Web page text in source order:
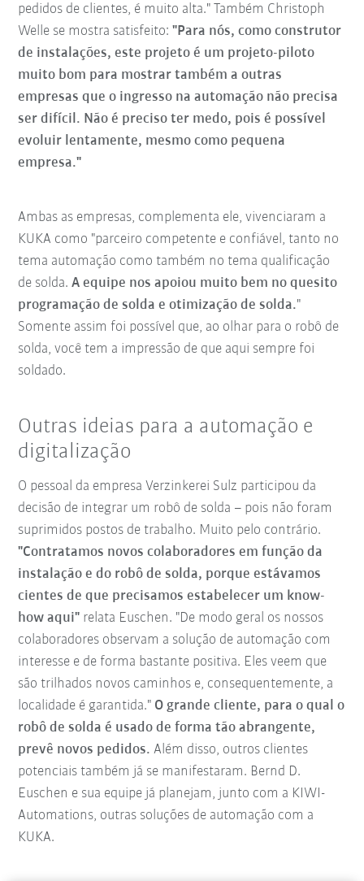
pedidos de clientes, é muito alta." Também Christoph
Welle se mostra satisfeito:"Para nós, como construtor
de instalações, este projeto é um projeto-piloto
muito bom para mostrar também a outras
empresas que o ingresso na automação não precisa
ser difícil. Não é preciso ter medo, pois é possível
evoluir lentamente, mesmo como pequena
empresa."
Ambas as empresas, complementa ele, vivenciaram a
KUKA como "parceiro competente e confiável, tanto no
tema automação como também no tema qualificação
de solda.A equipe nos apoiou muito bem no quesito
programação de solda e otimização de solda."
Somente assim foi possível que, ao olhar para o robô de
solda, você tem a impressão de que aqui sempre foi
soldado.
Outras ideias para a automação e
digitalização
O pessoal da empresa Verzinkerei Sulz participou da
decisão de integrar um robô de solda – pois não foram
suprimidos postos de trabalho. Muito pelo contrário.
"Contratamos novos colaboradores em função da
instalação e do robô de solda, porque estávamos
cientes de que precisamos estabelecer um know-
how aqui" relata Euschen. "De modo geral os nossos
colaboradores observam a solução de automação com
interesse e de forma bastante positiva. Eles veem que
são trilhados novos caminhos e, consequentemente, a
localidade é garantida." O grande cliente, para o qual o
robô de solda é usado de forma tão abrangente,
prevê novos pedidos.Além disso, outros clientes
potenciais também já se manifestaram. Bernd D.
Euschen e sua equipe já planejam, junto com a KIWI-
Automations, outras soluções de automação com a
KUKA.